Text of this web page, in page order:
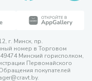
г. Минск, пр.
номер в Торговом
Минский горисполком,
Первомайского
покупателей